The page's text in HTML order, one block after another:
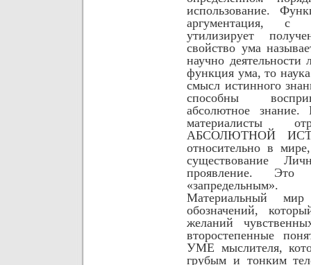
использование.
аргументация,
утилизирует
свойство ума
научно
функция ума, то
смысл истинного
способны
абсолютное
материалисты
АБСОЛЮТНОЙ
относительно в
существование
проявление.
«запредельным».
Материальный
обозначений,
желаний
второстепенные
УМЕ мыслителя,
грубым и тонким